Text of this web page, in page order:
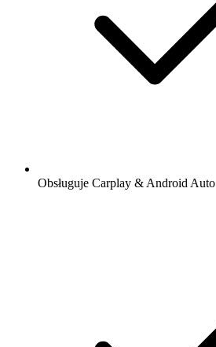
Obsługuje Carplay & Android Auto